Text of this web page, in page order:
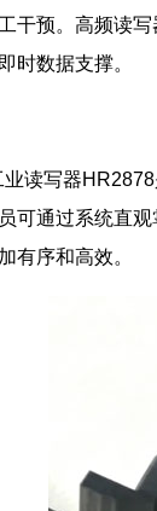
干预。高频读
时数据支撑。
读写器
可通过系统直
有序和高效。